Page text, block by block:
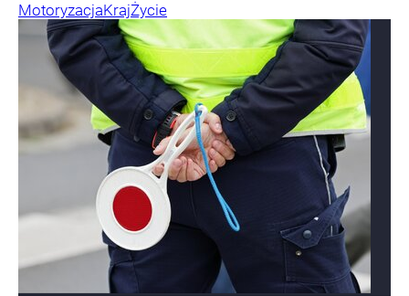
MotoryzacjaKrajŻycie